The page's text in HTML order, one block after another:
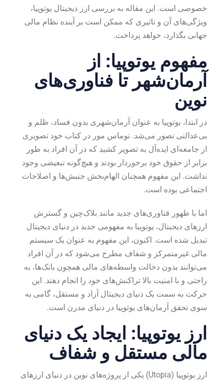
خصوصی است. این مقاله به بررسی ارز دیجیتال یوتوپیا،
ویژگی‌های آن و تاثیری که ممکن است بر آینده نظام مالی
جهانی بگذارد، خواهد پرداخت.
مفهوم یوتوپیا: از
آرمان‌شهر تا فناوری‌های
نوین
در ابتدا، یوتوپیا به عنوان آرمان‌شهری بدون فساد، ظلم و
بی‌عدالتی تصور می‌شد. توماس مور در کتاب خود تصویری
از جامعه‌ای ایده‌آل به تصویر کشید که در آن افراد به طور
برابر از حقوق خود برخوردار بودند و هیچ‌گونه تبعیضی وجود
نداشت. این مفهوم همچنان الهام‌بخش جنبش‌ها و اصلاحات
اجتماعی بوده است.
اما با ظهور فناوری‌های جدید مانند بلاک‌چین و گسترش
ارزهای دیجیتال، یوتوپیا به مفهومی جدید در دنیای دیجیتال
تبدیل شده است. اکنون، این مفهوم به عنوان یک سیستم
مالی غیرمتمرکز و شفاف مطرح می‌شود که در آن افراد
می‌توانند بدون دخالت واسطه‌های مالی همچون بانک‌ها، به
راحتی و با امنیت بالا تراکنش‌های خود را انجام دهند. این
حرکت به سمت یک دنیای دیجیتال آزاد و مستقل، گامی به
سوی تحقق آرمان‌های یوتوپیا در دنیای مدرن است.
ارز یوتوپیا: ایجاد یک دنیای
مالی مستقل و شفاف
ارز یوتوپیا (Utopia) یکی از پروژه‌های نوین در دنیای ارزهای